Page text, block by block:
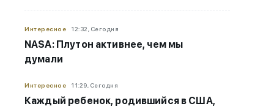
Интересное 12:32, Сегодня
NASA: Плутон активнее, чем мы
думали
Интересное 11:29, Сегодня
Каждый ребенок, родившийся в США,